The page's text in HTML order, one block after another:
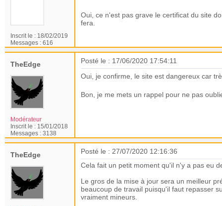
Inscrit le : 18/02/2019
Messages : 616
Oui, ce n'est pas grave le certificat du site
fera.
TheEdge
Modérateur
Inscrit le : 15/01/2018
Messages : 3138
Posté le : 17/06/2020 17:54:11
Oui, je confirme, le site est dangereux car
Bon, je me mets un rappel pour ne pas
TheEdge
Posté le : 27/07/2020 12:16:36
Cela fait un petit moment qu'il n'y a pas eu
Le gros de la mise à jour sera un meilleur
beaucoup de travail puisqu'il faut repasser
vraiment mineurs.